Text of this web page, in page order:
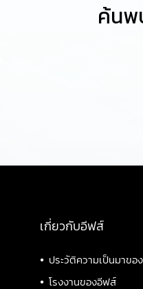
ค้นพ
เกี่ยวกับอีฟส์
• ประวัติความเป็นมาขอ
• โรงงานของอีฟส์